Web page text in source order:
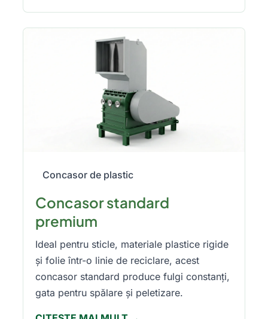
Concasor de plastic
Concasor standard
premium
Ideal pentru sticle, materiale plastice rigide
și folie într-o linie de reciclare, acest
concasor standard produce fulgi constanți,
gata pentru spălare și peletizare.